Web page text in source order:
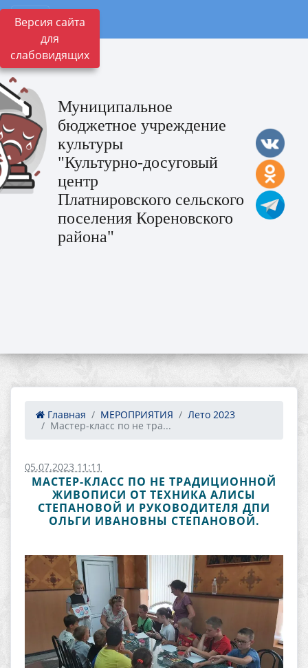
Версия сайта
для
слабовидящих
Муниципальное
бюджетное учреждение
культуры
"Культурно-досуговый
центр
Платнировского сельского
поселения Кореновского
района"
Главная МЕРОПРИЯТИЯ
Лето 2023
Мастер-класс по не тра...
05.07.2023 11:11
МАСТЕР-КЛАСС ПО НЕ ТРАДИЦИОННОЙ
ЖИВОПИСИ ОТ ТЕХНИКА АЛИСЫ
СТЕПАНОВОЙ И РУКОВОДИТЕЛЯ ДПИ
ОЛЬГИ ИВАНОВНЫ СТЕПАНОВОЙ.